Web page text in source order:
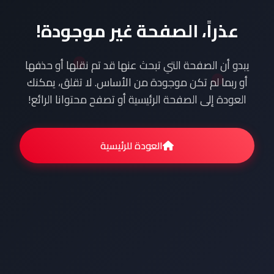
عذراً، الصفحة غير موجودة!
يبدو أن الصفحة التي تبحث عنها قد تم نقلها أو حذفها
أو ربما لم تكن موجودة من الأساس. لا تقلق، يمكنك
العودة إلى الصفحة الرئيسية أو تصفح محتوانا الرائع!
العودة للرئيسية